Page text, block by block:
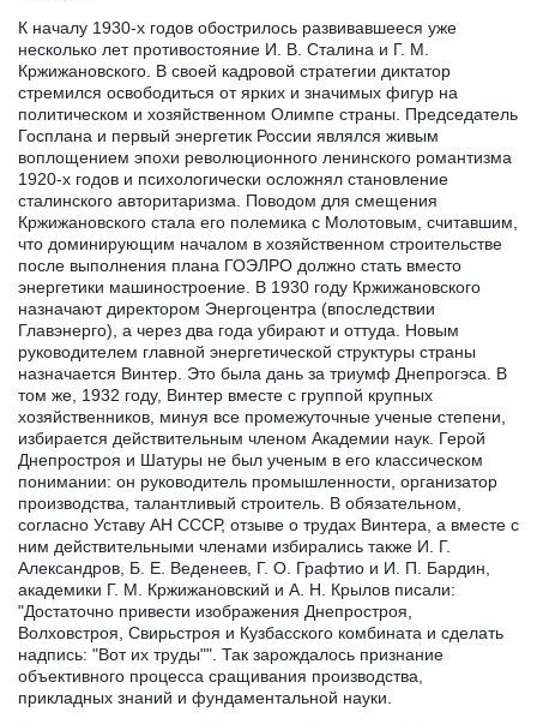
К началу 1930-х годов обострилось развивавшееся уже
несколько лет противостояние И. В. Сталина и Г. М.
Кржижановского. В своей кадровой стратегии диктатор
стремился освободиться от ярких и значимых фигур на
политическом и хозяйственном Олимпе страны. Председатель
Госплана и первый энергетик России являлся живым
воплощением эпохи революционного ленинского романтизма
1920-х годов и психологически осложнял становление
сталинского авторитаризма. Поводом для смещения
Кржижановского стала его полемика с Молотовым, считавшим,
что доминирующим началом в хозяйственном строительстве
после выполнения плана ГОЭЛРО должно стать вместо
энергетики машиностроение. В 1930 году Кржижановского
назначают директором Энергоцентра (впоследствии
Главэнерго), а через два года убирают и оттуда. Новым
руководителем главной энергетической структуры страны
назначается Винтер. Это была дань за триумф Днепрогэса. В
том же, 1932 году, Винтер вместе с группой крупных
хозяйственников, минуя все промежуточные ученые степени,
избирается действительным членом Академии наук. Герой
Днепростроя и Шатуры не был ученым в его классическом
понимании: он руководитель промышленности, организатор
производства, талантливый строитель. В обязательном,
согласно Уставу АН СССР, отзыве о трудах Винтера, а вместе с
ним действительными членами избирались также И. Г.
Александров, Б. Е. Веденеев, Г. О. Графтио и И. П. Бардин,
академики Г. М. Кржижановский и А. Н. Крылов писали:
"Достаточно привести изображения Днепростроя,
Волховстроя, Свирьстроя и Кузбасского комбината и сделать
надпись: "Вот их труды"". Так зарождалось признание
объективного процесса сращивания производства,
прикладных знаний и фундаментальной науки.